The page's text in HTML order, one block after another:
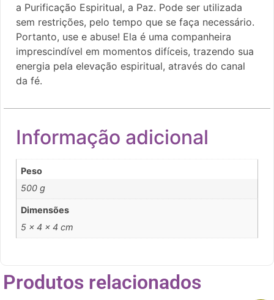
a Purificação Espiritual, a Paz. Pode ser utilizada
sem restrições, pelo tempo que se faça necessário.
Portanto, use e abuse! Ela é uma companheira
imprescindível em momentos difíceis, trazendo sua
energia pela elevação espiritual, através do canal
da fé.
Informação adicional
Peso
500 g
Dimensões
5 × 4 × 4 cm
Produtos relacionados